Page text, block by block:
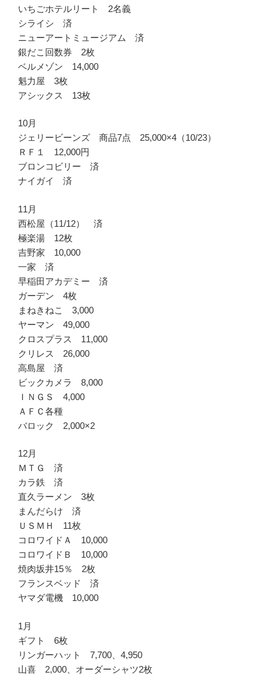
いちごホテルリート 2名義
シライシ 済
ニューアートミュージアム 済
銀だこ回数券 2枚
ベルメゾン 14,000
魁力屋 3枚
アシックス 13枚
10月
ジェリービーンズ 商品7点 25,000×4（10/23）
ＲＦ１ 12,000円
ブロンコビリー 済
ナイガイ 済
11月
西松屋（11/12） 済
極楽湯 12枚
吉野家 10,000
一家 済
早稲田アカデミー 済
ガーデン 4枚
まねきねこ 3,000
ヤーマン 49,000
クロスプラス 11,000
クリレス 26,000
高島屋 済
ビックカメラ 8,000
ＩＮＧＳ 4,000
ＡＦＣ各種
バロック 2,000×2
12月
ＭＴＧ 済
カラ鉄 済
直久ラーメン 3枚
まんだらけ 済
ＵＳＭＨ 11枚
コロワイドＡ 10,000
コロワイドＢ 10,000
焼肉坂井15％ 2枚
フランスベッド 済
ヤマダ電機 10,000
1月
ギフト 6枚
リンガーハット 7,700、4,950
山喜 2,000、オーダーシャツ2枚